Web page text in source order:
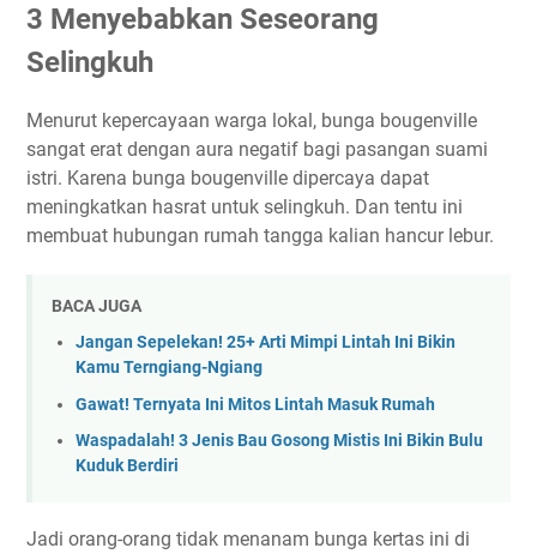
3 Menyebabkan Seseorang
Selingkuh
Menurut kepercayaan warga lokal, bunga bougenville
sangat erat dengan aura negatif bagi pasangan suami
istri. Karena bunga bougenville dipercaya dapat
meningkatkan hasrat untuk selingkuh. Dan tentu ini
membuat hubungan rumah tangga kalian hancur lebur.
BACA JUGA
Jangan Sepelekan! 25+ Arti Mimpi Lintah Ini Bikin
Kamu Terngiang-Ngiang
Gawat! Ternyata Ini Mitos Lintah Masuk Rumah
Waspadalah! 3 Jenis Bau Gosong Mistis Ini Bikin Bulu
Kuduk Berdiri
Jadi orang-orang tidak menanam bunga kertas ini di